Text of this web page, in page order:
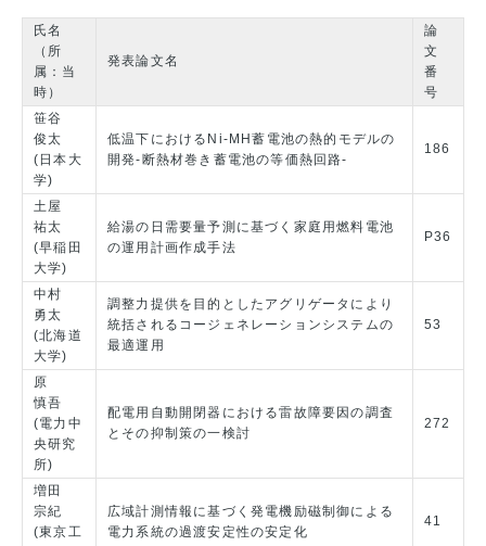
氏名
（所
属：当
時）
発表論文名
論
文
番
号
笹谷
俊太
(日本大
学)
低温下におけるNi-MH蓄電池の熱的モデルの
開発-断熱材巻き蓄電池の等価熱回路-
186
土屋
祐太
(早稲田
大学)
給湯の日需要量予測に基づく家庭用燃料電池
の運用計画作成手法
P36
中村
勇太
(北海道
大学)
調整力提供を目的としたアグリゲータにより
統括されるコージェネレーションシステムの
最適運用
53
原
慎吾
(電力中
央研究
所)
配電用自動開閉器における雷故障要因の調査
とその抑制策の一検討
272
増田
宗紀
(東京工
広域計測情報に基づく発電機励磁制御による
電力系統の過渡安定性の安定化
41